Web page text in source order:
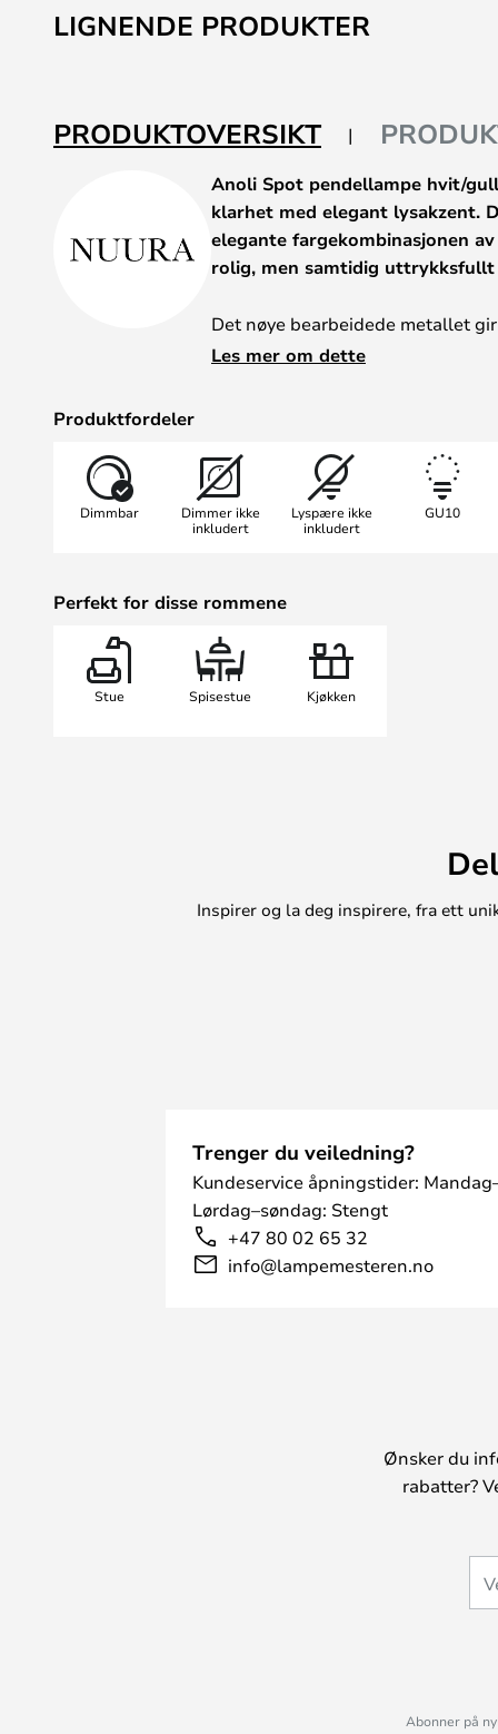
til
begynnelsen
LIGNENDE PRODUKTER
PRODUKTOVERSIKT
Anoli Spot pendellampe hvit/
klarhet med elegant lysakzent.
elegante fargekombinasjonen
rolig, men samtidig
Det nøye bearbeidede metallet
myke, rettede lyset skaper en
slik at den kan tilpasses enhver
Lampen er designet av den flere
Les mer om dette
Produktfordeler
Dimmbar
Dimmer ikke
inkludert
Lyspære ikke
inkludert
GU10
Perfekt for disse rommene
Stue Spisestue Kjøkken
Inspirer og la deg inspirere, fra ett
Trenger du veiledning?
Kundeservice åpningstider:
Lørdag–søndag: Stengt
+47 80 02 65 32
info@lampemesteren.no
Ønsker du
rabatter?
Abonner på